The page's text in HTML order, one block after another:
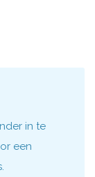
in te
een